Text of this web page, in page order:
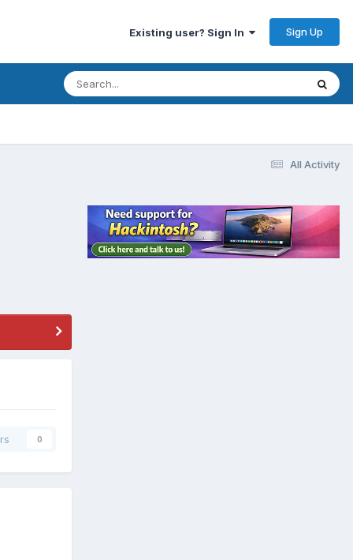
Existing user? Sign In Sign Up
All Activity
0